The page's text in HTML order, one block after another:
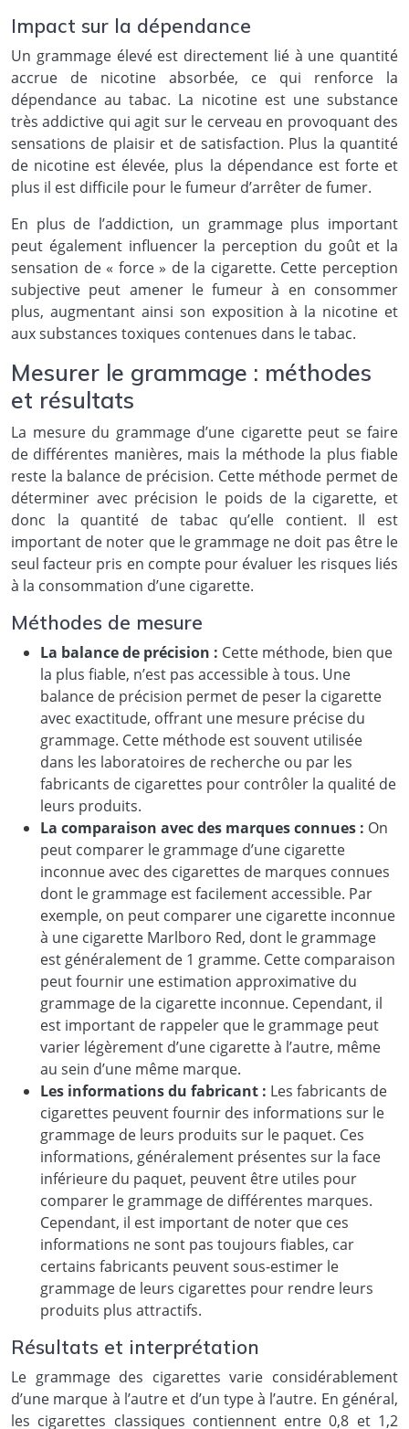
Impact sur la dépendance
Un grammage élevé est directement lié à une quantité
accrue de nicotine absorbée, ce qui renforce la
dépendance au tabac. La nicotine est une substance
très addictive qui agit sur le cerveau en provoquant des
sensations de plaisir et de satisfaction. Plus la quantité
de nicotine est élevée, plus la dépendance est forte et
plus il est difficile pour le fumeur d’arrêter de fumer.
En plus de l’addiction, un grammage plus important
peut également influencer la perception du goût et la
sensation de « force » de la cigarette. Cette perception
subjective peut amener le fumeur à en consommer
plus, augmentant ainsi son exposition à la nicotine et
aux substances toxiques contenues dans le tabac.
Mesurer le grammage : méthodes
et résultats
La mesure du grammage d’une cigarette peut se faire
de différentes manières, mais la méthode la plus fiable
reste la balance de précision. Cette méthode permet de
déterminer avec précision le poids de la cigarette, et
donc la quantité de tabac qu’elle contient. Il est
important de noter que le grammage ne doit pas être le
seul facteur pris en compte pour évaluer les risques liés
à la consommation d’une cigarette.
Méthodes de mesure
La balance de précision : Cette méthode, bien que
la plus fiable, n’est pas accessible à tous. Une
balance de précision permet de peser la cigarette
avec exactitude, offrant une mesure précise du
grammage. Cette méthode est souvent utilisée
dans les laboratoires de recherche ou par les
fabricants de cigarettes pour contrôler la qualité de
leurs produits.
La comparaison avec des marques connues : On
peut comparer le grammage d’une cigarette
inconnue avec des cigarettes de marques connues
dont le grammage est facilement accessible. Par
exemple, on peut comparer une cigarette inconnue
à une cigarette Marlboro Red, dont le grammage
est généralement de 1 gramme. Cette comparaison
peut fournir une estimation approximative du
grammage de la cigarette inconnue. Cependant, il
est important de rappeler que le grammage peut
varier légèrement d’une cigarette à l’autre, même
au sein d’une même marque.
Les informations du fabricant : Les fabricants de
cigarettes peuvent fournir des informations sur le
grammage de leurs produits sur le paquet. Ces
informations, généralement présentes sur la face
inférieure du paquet, peuvent être utiles pour
comparer le grammage de différentes marques.
Cependant, il est important de noter que ces
informations ne sont pas toujours fiables, car
certains fabricants peuvent sous-estimer le
grammage de leurs cigarettes pour rendre leurs
produits plus attractifs.
Résultats et interprétation
Le grammage des cigarettes varie considérablement
d’une marque à l’autre et d’un type à l’autre. En général,
les cigarettes classiques contiennent entre 0,8 et 1,2